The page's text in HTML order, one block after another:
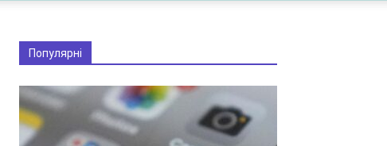
Популярні